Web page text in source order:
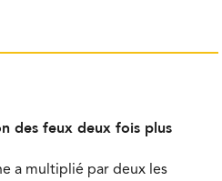
des feux deux fois plus
a multiplié par deux les